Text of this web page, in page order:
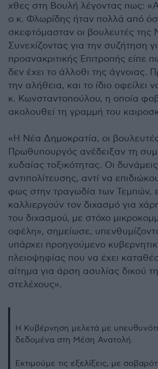
χθες στη Βουλή λέγοντας πως:
ο κ. Φλωρίδης ήταν πολλά από
σκεφτόμασταν οι βουλευτές της
Συνεχίζοντας για την συζήτηση
προανακριτικής Επιτροπής είπε
δεν έχει το άλλοθι της άγνοιας.
την αλήθεια, και το ίδιο οφείλει
κ. Κωνσταντοπούλου, η οποία
ακολουθεί τη γραμμή του
«Η Νέα Δημοκρατία, οι
Πρωθυπουργός ανέδειξαν τη
χυδαίας τοξικότητας. Οι
αντιπολίτευσης, αντί να
φως στην τραγωδία των Τεμπών,
καλλιεργούν τον διχασμό για
του διχασμού, με στόχο
οφέλη», σημείωσε,
υπάρχει προηγούμενο
πλειοψηφίας που να έχει
αίτημα για άρση ασυλίας δικού
στελέχους».
Η Κυβέρνηση μελετά με
δεδομένα στη Μέση Ανατολή.
Εκτιμούμε τις εξελίξεις, με